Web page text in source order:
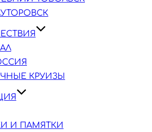
КРУИЗЫ
И ПАМЯТКИ